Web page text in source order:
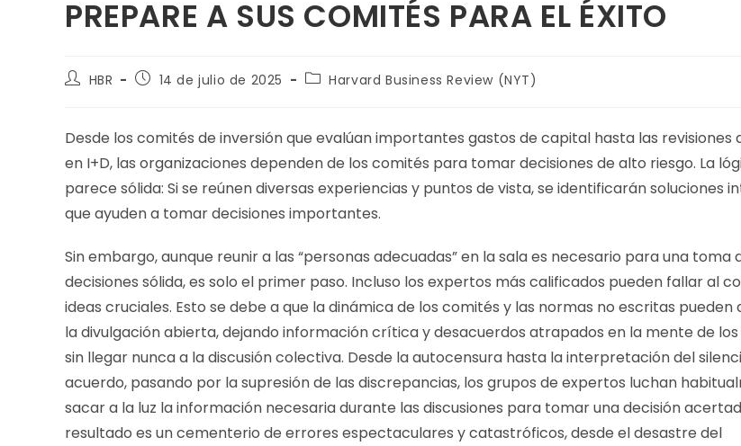
PREPARE A SUS COMITÉS PARA EL ÉXITO
HBR 14 de julio de 2025 Harvard Business Review (NYT)
Desde los comités de inversión que evalúan importantes gastos de capital hasta las revisiones
en I+D, las organizaciones dependen de los comités para tomar decisiones de alto riesgo. La
parece sólida: Si se reúnen diversas experiencias y puntos de vista, se identificarán soluciones
que ayuden a tomar decisiones importantes.
Sin embargo, aunque reunir a las “personas adecuadas” en la sala es necesario para una toma
decisiones sólida, es solo el primer paso. Incluso los expertos más calificados pueden fallar al
ideas cruciales. Esto se debe a que la dinámica de los comités y las normas no escritas pueden
la divulgación abierta, dejando información crítica y desacuerdos atrapados en la mente de los
sin llegar nunca a la discusión colectiva. Desde la autocensura hasta la interpretación del
acuerdo, pasando por la supresión de las discrepancias, los grupos de expertos luchan
sacar a la luz la información necesaria durante las discusiones para tomar una decisión
resultado es un cementerio de errores espectaculares y catastróficos, desde el desastre del